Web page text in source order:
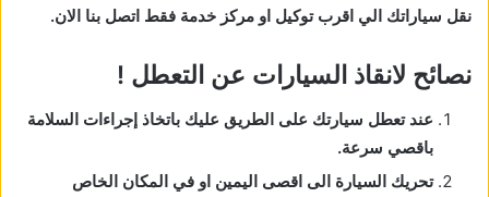
نقل سياراتك الي اقرب توكيل او مركز خدمة فقط اتصل بنا الان.
نصائح لانقاذ السيارات عن التعطل !
عند تعطل سيارتك على الطريق عليك باتخاذ إجراءات السلامة
باقصي سرعة.
تحريك السيارة الى اقصى اليمين او في المكان الخاص